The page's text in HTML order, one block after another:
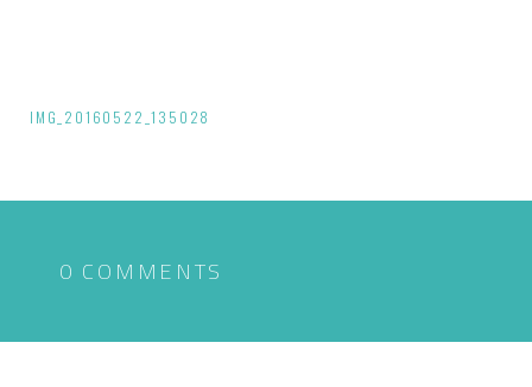
投
ナ
シ
IMG_20160522_135028
0 COMMENTS